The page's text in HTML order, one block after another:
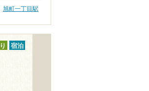
旭町一丁目駅
宿泊